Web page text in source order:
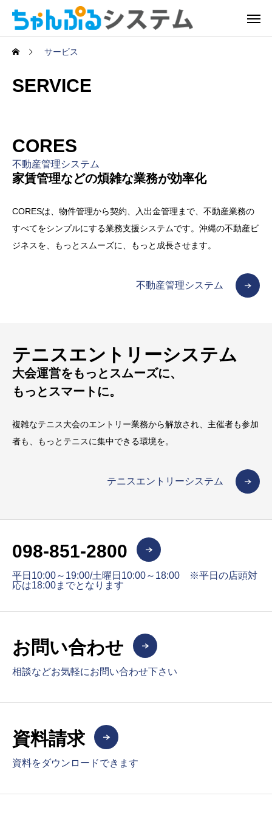
サービス
SERVICE
CORES
不動産管理システム
家賃管理などの煩雑な業務が効率化
CORESは、物件管理から契約、入出金管理まで、不動産業務の
すべてをシンプルにする業務支援システムです。沖縄の不動産ビ
ジネスを、もっとスムーズに、もっと成長させます。
不動産管理システム
テニスエントリーシステム
大会運営をもっとスムーズに、
もっとスマートに。
複雑なテニス大会のエントリー業務から解放され、主催者も参加
者も、もっとテニスに集中できる環境を。
テニスエントリーシステム
098-851-2800
平日10:00～19:00/土曜日10:00～18:00 ※平日の店頭対
応は18:00までとなります
お問い合わせ
相談などお気軽にお問い合わせ下さい
資料請求
資料をダウンロードできます